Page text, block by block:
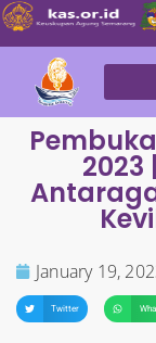
2023
January 19,
Twitter